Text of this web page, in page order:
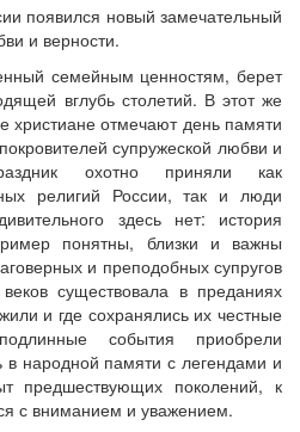
появился новый замечательный
и верности.
семейным ценностям, берет
вглубь столетий. В этот же
христиане отмечают день памяти
супружеской любви и
охотно приняли как
религий России, так и люди
здесь нет: история
понятны, близки и важны
и преподобных супругов
существовала в преданиях
и где сохранялись их честные
события приобрели
в народной памяти с легендами и
предшествующих поколений, к
с вниманием и уважением.